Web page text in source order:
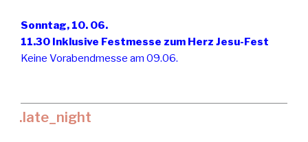
Sonntag, 10. 06.
11.30 Inklusive Festmesse zum Herz Jesu-Fest
Keine Vorabendmesse am 09.06.
.late_night